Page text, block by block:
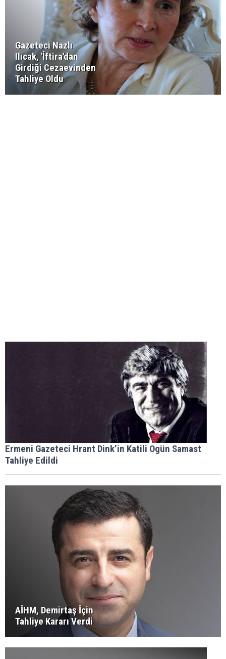
Gazeteci Nazlı
Ilıcak, 'İftira'dan
Girdiği Cezaevinden
Tahliye Oldu
Ermeni Gazeteci Hrant Dink’in Katili Ogün Samast
Tahliye Edildi
AİHM, Demirtaş İçin
Tahliye Kararı Verdi